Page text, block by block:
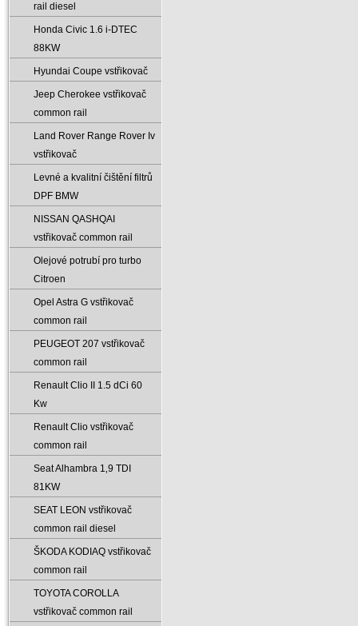
rail diesel
Honda Civic 1.6 i-DTEC
88KW
Hyundai Coupe vstřikovač
Jeep Cherokee vstřikovač
common rail
Land Rover Range Rover Iv
vstřikovač
Levné a kvalitní čištění filtrů
DPF BMW
NISSAN QASHQAI
vstřikovač common rail
Olejové potrubí pro turbo
Citroen
Opel Astra G vstřikovač
common rail
PEUGEOT 207 vstřikovač
common rail
Renault Clio II 1.5 dCi 60
Kw
Renault Clio vstřikovač
common rail
Seat Alhambra 1‚9 TDI
81KW
SEAT LEON vstřikovač
common rail diesel
ŠKODA KODIAQ vstřikovač
common rail
TOYOTA COROLLA
vstřikovač common rail